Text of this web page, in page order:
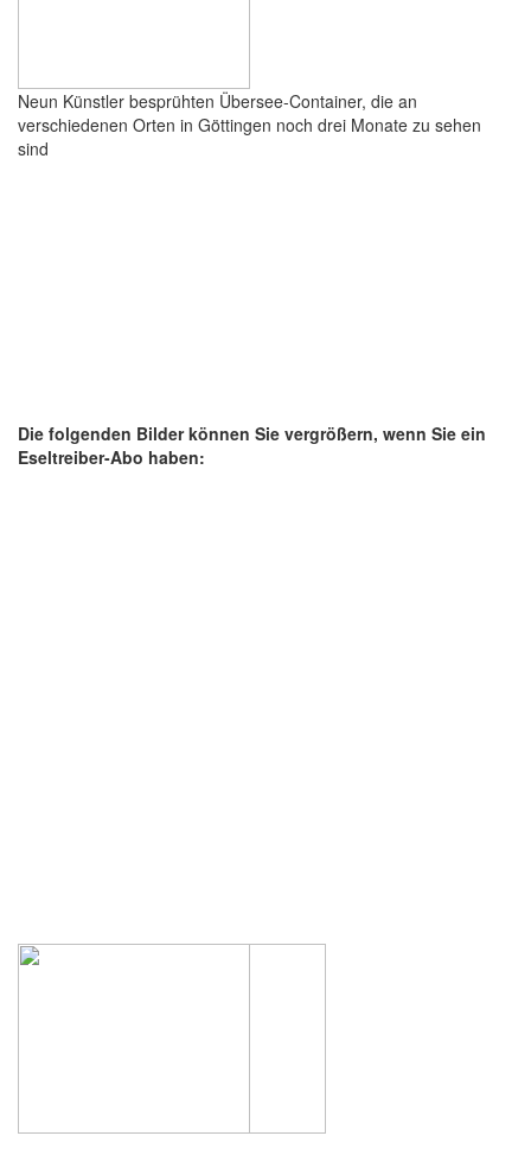
Neun Künstler besprühten Übersee-Container, die an
verschiedenen Orten in Göttingen noch drei Monate zu sehen
sind
Die folgenden Bilder können Sie vergrößern, wenn Sie ein
Eseltreiber-Abo haben: